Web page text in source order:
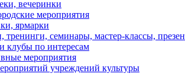
вечеринки
мероприятия
ярмарки
тренинги, семинары, мастер-классы,
клубы по интересам
мероприятия
учреждений культуры